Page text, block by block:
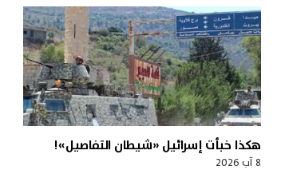
هكذا خبأت إسرائيل «شيطان التفاصيل»!
8 آب 2026